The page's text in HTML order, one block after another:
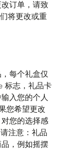
订单，请致
将更改或重
每个礼盒仅
标志，礼品卡
入您的个人
您希望更改
您的选择感
注意：礼品
，例如摇摆